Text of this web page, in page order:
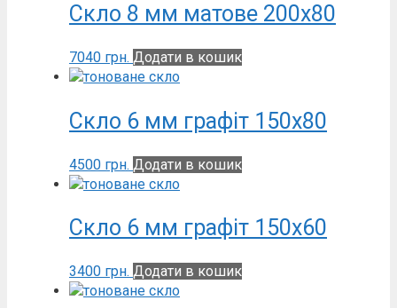
Скло 8 мм матове 200х80
7040 грн. Додати в кошик
Скло 6 мм графіт 150х80
4500 грн. Додати в кошик
Скло 6 мм графіт 150х60
3400 грн. Додати в кошик